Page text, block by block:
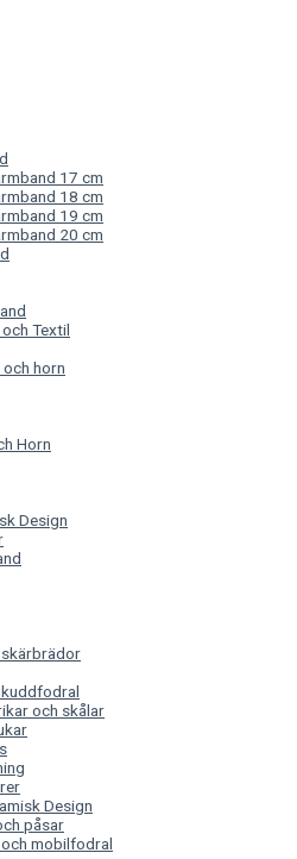
17 cm
18 cm
19 cm
20 cm
Textil
horn
Horn
Design
och skålar
Design
påsar
mobilfodral